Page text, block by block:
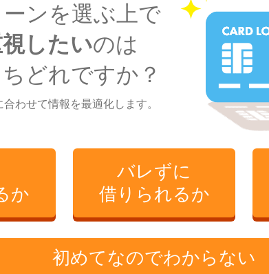
件
融資時間
利用可能
※1 お申込時間や審査によりご希望に添
※2 アコムでのご契約が初めてのお客さ
詳しく
3分程で
Promotion by アコム
ンを選ぶ上で
したいのは
どれですか？
わせて情報を最適化します。
か
バレずに
借りられるか
初めてなのでわからない